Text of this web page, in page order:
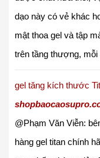
dạo này có vẻ khác
mật thoa gel và tập
trên tầng thượng,
gel tăng kích thước
@Phạm Văn Viễn:
hàng gel titan chính